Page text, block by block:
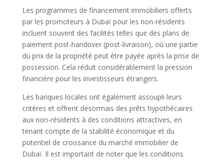
Les programmes de financement immobiliers offerts
par les promoteurs à Dubaï pour les non-résidents
incluent souvent des facilités telles que des plans de
paiement post-handover (post-livraison), où une partie
du prix de la propriété peut être payée après la prise de
possession. Cela réduit considérablement la pression
financière pour les investisseurs étrangers.
Les banques locales ont également assoupli leurs
critères et offrent désormais des prêts hypothécaires
aux non-résidents à des conditions attractives, en
tenant compte de la stabilité économique et du
potentiel de croissance du marché immobilier de
Dubaï. Il est important de noter que les conditions